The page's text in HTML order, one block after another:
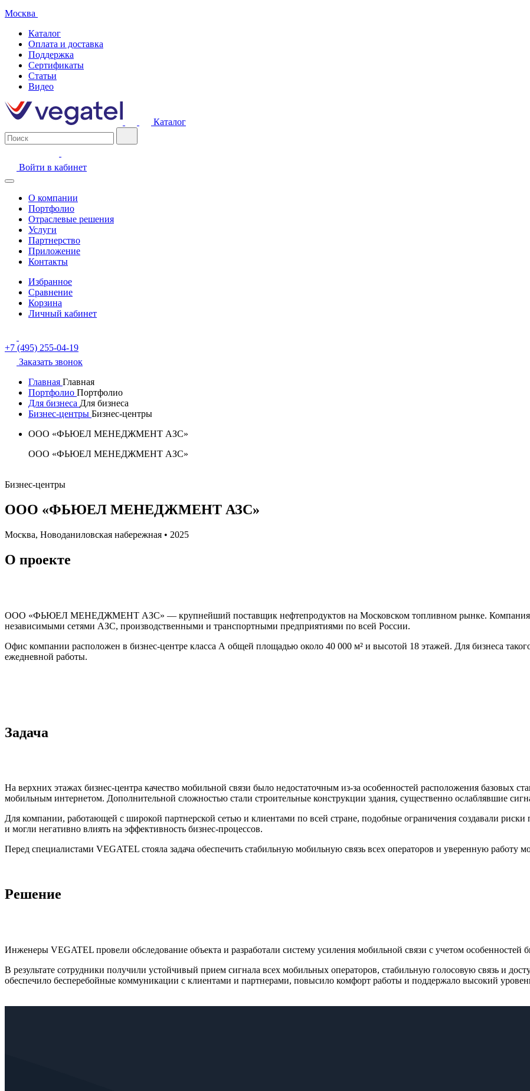
Москва
Каталог
Оплата и доставка
Поддержка
Сертификаты
Статьи
Видео
Каталог
Войти в кабинет
О компании
Портфолио
Отраслевые решения
Услуги
Партнерство
Приложение
Контакты
Избранное
Сравнение
Корзина
Личный кабинет
+7 (495) 255-04-19
Заказать звонок
Главная Главная
Портфолио Портфолио
Для бизнеса Для бизнеса
Бизнес-центры Бизнес-центры
ООО «ФЬЮЕЛ МЕНЕДЖМЕНТ АЗС»
ООО «ФЬЮЕЛ МЕНЕДЖМЕНТ АЗС»
Бизнес-центры
ООО «ФЬЮЕЛ МЕНЕДЖМЕНТ АЗС»
Москва, Новоданиловская набережная • 2025
О проекте
ООО «ФЬЮЕЛ МЕНЕДЖМЕНТ АЗС» — крупнейший поставщик нефтепродуктов на Московском топливном рынке. Компания
независимыми сетями АЗС, производственными и транспортными предприятиями по всей России.
Офис компании расположен в бизнес-центре класса А общей площадью около 40 000 м² и высотой 18 этажей. Для бизнеса
ежедневной работы.
Задача
На верхних этажах бизнес-центра качество мобильной связи было недостаточным из-за особенностей расположения базовых
мобильным интернетом. Дополнительной сложностью стали строительные конструкции здания, существенно ослаблявшие
Для компании, работающей с широкой партнерской сетью и клиентами по всей стране, подобные ограничения создавали
и могли негативно влиять на эффективность бизнес-процессов.
Перед специалистами VEGATEL стояла задача обеспечить стабильную мобильную связь всех операторов и уверенную работу
Решение
Инженеры VEGATEL провели обследование объекта и разработали систему усиления мобильной связи с учетом особенностей
В результате сотрудники получили устойчивый прием сигнала всех мобильных операторов, стабильную голосовую связь и
обеспечило бесперебойные коммуникации с клиентами и партнерами, повысило комфорт работы и поддержало высокий